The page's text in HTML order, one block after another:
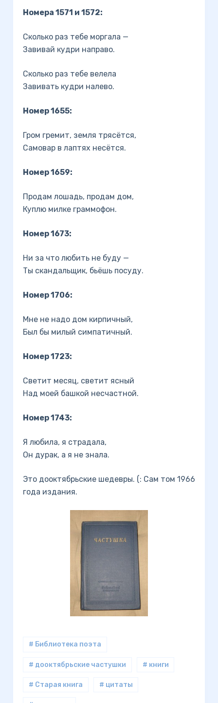
Номера 1571 и 1572:
Сколько раз тебе моргала —
Завивай кудри направо.
Сколько раз тебе велела
Завивать кудри налево.
Номер 1655:
Гром гремит, земля трясётся,
Самовар в лаптях несётся.
Номер 1659:
Продам лошадь, продам дом,
Куплю милке граммофон.
Номер 1673:
Ни за что любить не буду —
Ты скандальщик, бьёшь посуду.
Номер 1706:
Мне не надо дом кирпичный,
Был бы милый симпатичный.
Номер 1723:
Светит месяц, светит ясный
Над моей башкой несчастной.
Номер 1743:
Я любила, я страдала,
Он дурак, а я не знала.
Это дооктябрьские шедевры. (: Сам том 1966
года издания.
# Библиотека поэта
# дооктябрьские частушки # книги
# Старая книга # цитаты